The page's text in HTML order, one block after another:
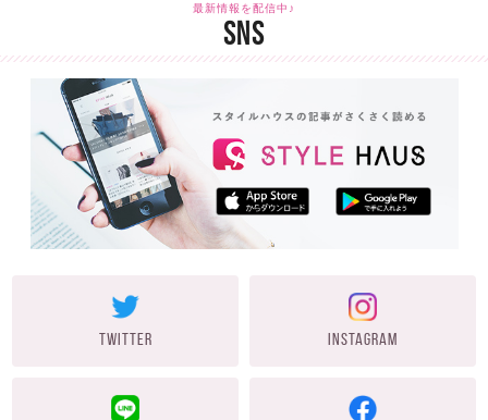
最新情報を配信中♪
SNS
TWITTER INSTAGRAM